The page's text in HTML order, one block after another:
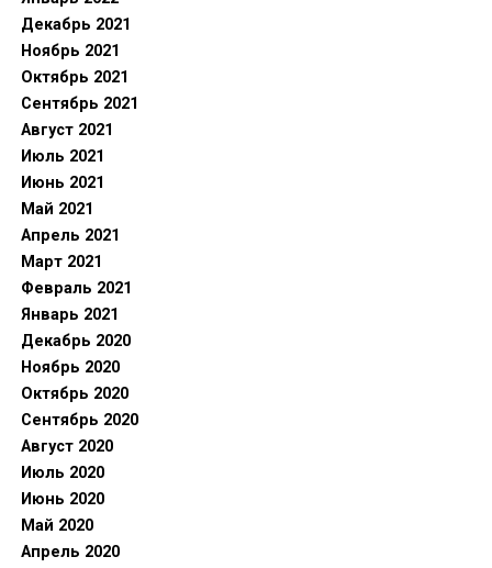
Декабрь 2021
Ноябрь 2021
Октябрь 2021
Сентябрь 2021
Август 2021
Июль 2021
Июнь 2021
Май 2021
Апрель 2021
Март 2021
Февраль 2021
Январь 2021
Декабрь 2020
Ноябрь 2020
Октябрь 2020
Сентябрь 2020
Август 2020
Июль 2020
Июнь 2020
Май 2020
Апрель 2020